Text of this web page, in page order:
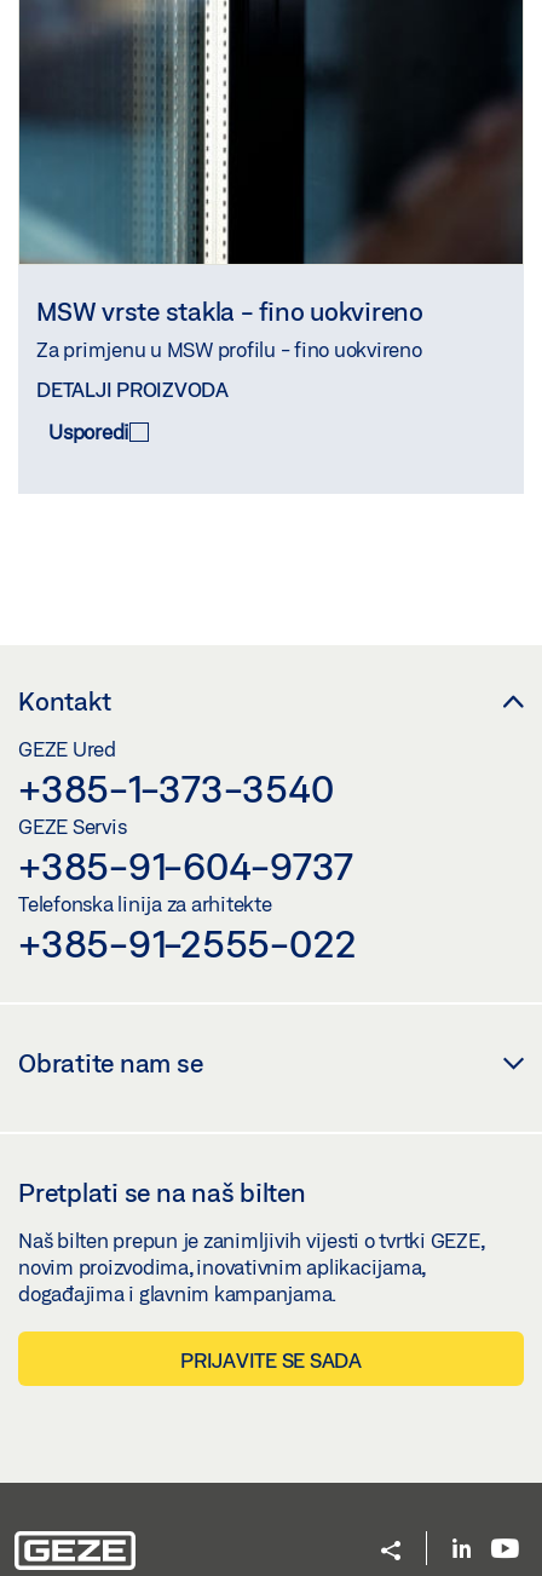
MSW vrste stakla - fino uokvireno
Za primjenu u MSW profilu - fino uokvireno
DETALJI PROIZVODA
Usporedi
Kontakt
GEZE Ured
+385-1-373-3540
GEZE Servis
+385-91-604-9737
Telefonska linija za arhitekte
+385-91-2555-022
Obratite nam se
Pretplati se na naš bilten
Naš bilten prepun je zanimljivih vijesti o tvrtki GEZE,
novim proizvodima, inovativnim aplikacijama,
događajima i glavnim kampanjama.
PRIJAVITE SE SADA